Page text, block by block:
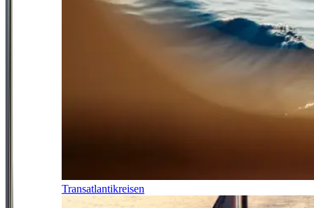
Transatlantikreisen